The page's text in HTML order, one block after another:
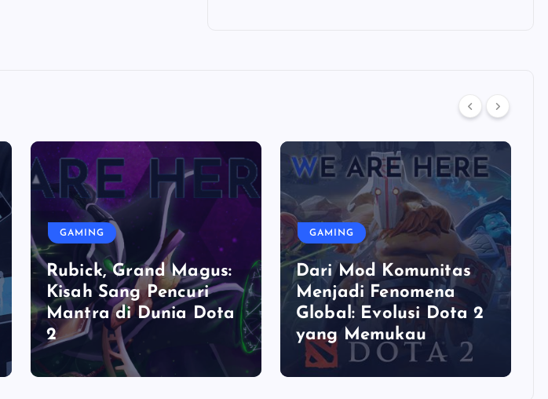
GAMING
Rubick, Grand Magus:
Kisah Sang Pencuri
Mantra di Dunia Dota
2
GAMING
Dari Mod Komunitas
Menjadi Fenomena
Global: Evolusi Dota 2
yang Memukau